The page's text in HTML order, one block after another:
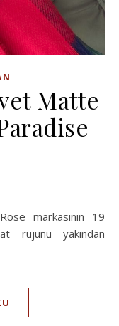
Matte
rujunu yakından